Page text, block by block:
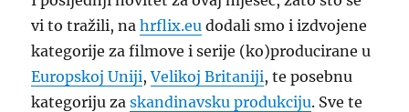
vi to tražili, nahrflix.eu dodali smo i izdvojene
kategorije za filmove i serije (ko)producirane u
Europskoj Uniji,Velikoj Britaniji, te posebnu
kategoriju zaskandinavsku produkciju. Sve te